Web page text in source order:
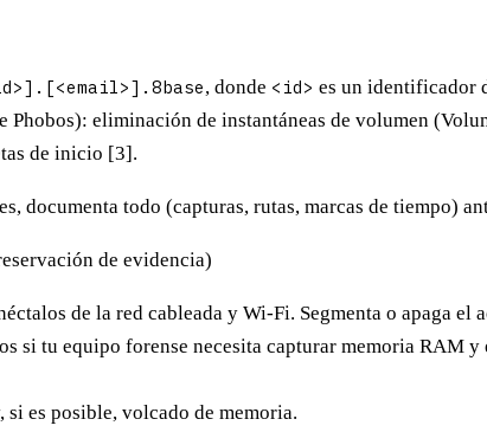
, donde <id> es un identificador
Phobos): eliminación de instantáneas de volumen
de inicio [3].
documenta todo (capturas, rutas, marcas de tiempo)
de evidencia)
de la red cableada y Wi-Fi. Segmenta o apaga
si tu equipo forense necesita capturar memoria RAM
si es posible, volcado de memoria.